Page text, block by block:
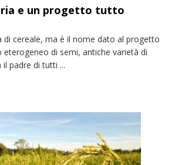
e un progetto tutto
di cereale, ma è il nome dato al progetto
eterogeneo di semi, antiche varietà di
padre di tutti ...